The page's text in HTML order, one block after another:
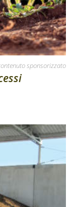
sponsorizzato